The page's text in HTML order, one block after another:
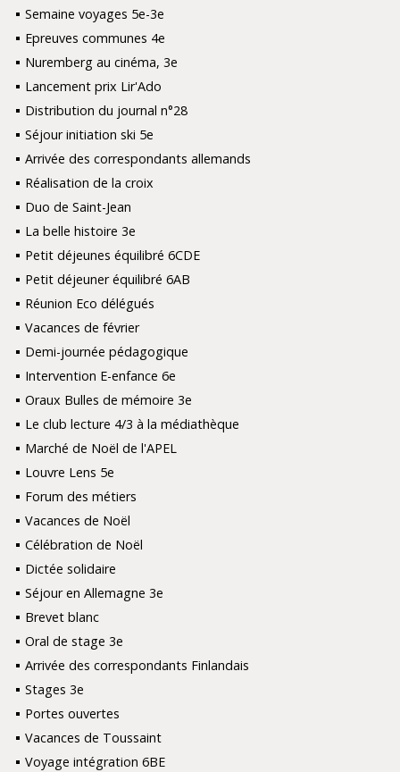
Semaine voyages 5e-3e
Epreuves communes 4e
Nuremberg au cinéma, 3e
Lancement prix Lir'Ado
Distribution du journal n°28
Séjour initiation ski 5e
Arrivée des correspondants allemands
Réalisation de la croix
Duo de Saint-Jean
La belle histoire 3e
Petit déjeunes équilibré 6CDE
Petit déjeuner équilibré 6AB
Réunion Eco délégués
Vacances de février
Demi-journée pédagogique
Intervention E-enfance 6e
Oraux Bulles de mémoire 3e
Le club lecture 4/3 à la médiathèque
Marché de Noël de l'APEL
Louvre Lens 5e
Forum des métiers
Vacances de Noël
Célébration de Noël
Dictée solidaire
Séjour en Allemagne 3e
Brevet blanc
Oral de stage 3e
Arrivée des correspondants Finlandais
Stages 3e
Portes ouvertes
Vacances de Toussaint
Voyage intégration 6BE